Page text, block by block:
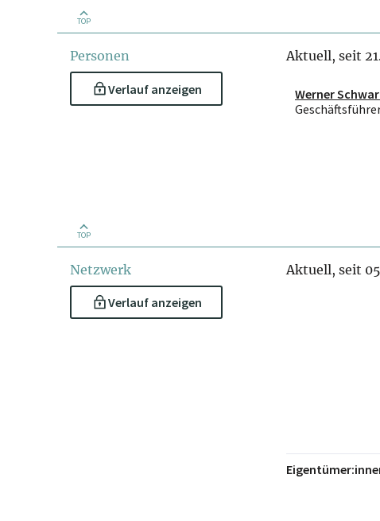
TOP
Personen
Verlauf anzeigen
Aktuell, seit
Werner
TOP
Netzwerk
Verlauf anzeigen
Aktuell, seit